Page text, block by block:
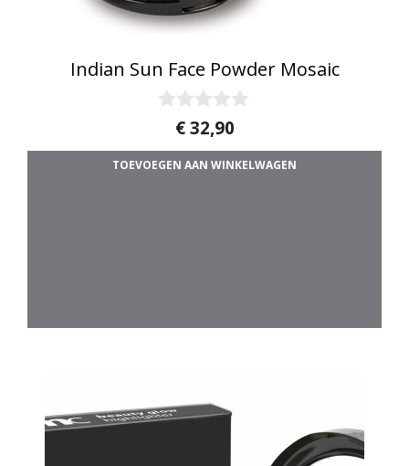
Indian Sun Face Powder Mosaic
a
n
€32,90
TOEVOEGEN AAN WINKELWAGEN